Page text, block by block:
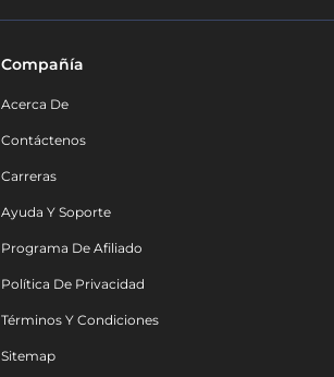
Compañía
Acerca De
Contáctenos
Carreras
Ayuda Y Soporte
Programa De Afiliado
Política De Privacidad
Términos Y Condiciones
Sitemap